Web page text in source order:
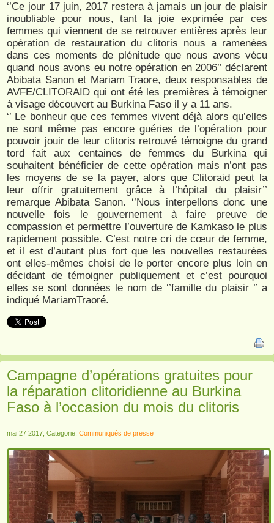
‘’Ce jour 17 juin, 2017 restera à jamais un jour de plaisir
inoubliable pour nous, tant la joie exprimée par ces
femmes qui viennent de se retrouver entières après leur
opération de restauration du clitoris nous a ramenées
dans ces moments de plénitude que nous avons vécu
quand nous avons eu notre opération en 2006’’ déclarent
Abibata Sanon et Mariam Traore, deux responsables de
AVFE/CLITORAID qui ont été les premières à témoigner
à visage découvert au Burkina Faso il y a 11 ans.
‘’ Le bonheur que ces femmes vivent déjà alors qu’elles
ne sont même pas encore guéries de l’opération pour
pouvoir jouir de leur clitoris retrouvé témoigne du grand
tord fait aux centaines de femmes du Burkina qui
souhaitent bénéficier de cette opération mais n’ont pas
les moyens de se la payer, alors que Clitoraid peut la
leur offrir gratuitement grâce à l’hôpital du plaisir’’
remarque Abibata Sanon. ‘’Nous interpellons donc une
nouvelle fois le gouvernement à faire preuve de
compassion et permettre l’ouverture de Kamkaso le plus
rapidement possible. C’est notre cri de cœur de femme,
et il est d’autant plus fort que les nouvelles restaurées
ont elles-mêmes choisi de le porter encore plus loin en
décidant de témoigner publiquement et c’est pourquoi
elles se sont données le nom de ‘’famille du plaisir ’’ a
indiqué MariamTraoré.
Campagne d’opérations gratuites pour
la réparation clitoridienne au Burkina
Faso à l’occasion du mois du clitoris
mai 27 2017, Categorie: Communiqués de presse